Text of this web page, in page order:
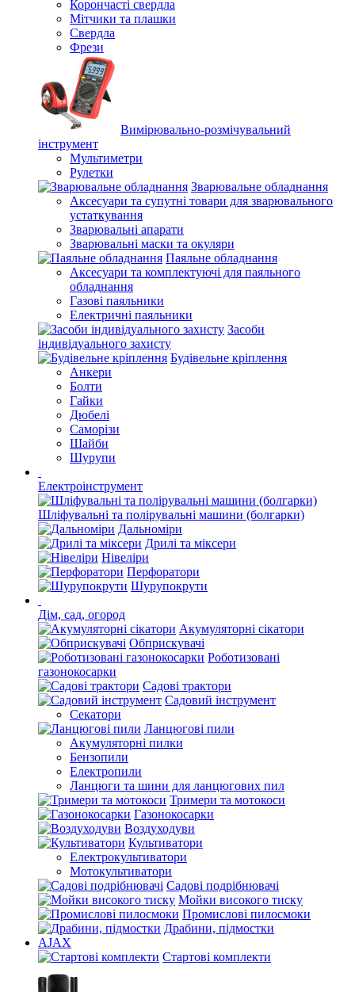
Корончасті свердла
Мітчики та плашки
Свердла
Фрези
Вимірювально-розмічувальний
інструмент
Мультиметри
Рулетки
Зварювальне обладнання
Аксесуари та супутні товари для зварювального
устаткування
Зварювальні апарати
Зварювальні маски та окуляри
Паяльне обладнання
Аксесуари та комплектуючі для паяльного
обладнання
Газові паяльники
Електричні паяльники
Засоби
індивідуального захисту
Будівельне кріплення
Анкери
Болти
Гайки
Дюбелі
Саморізи
Шайби
Шурупи
Електроінструмент
Шліфувальні та полірувальні машини (болгарки)
Дальноміри
Дрилі та міксери
Нівеліри
Перфоратори
Шурупокрути
Дім, сад, огород
Акумуляторні сікатори
Обприскувачі
Роботизовані
газонокосарки
Садові трактори
Садовий інструмент
Секатори
Ланцюгові пили
Акумуляторні пилки
Бензопили
Електропили
Ланцюги та шини для ланцюгових пил
Тримери та мотокоси
Газонокосарки
Воздуходуви
Культиватори
Електрокультиватори
Мотокультиватори
Садові подрібнювачі
Мойки високого тиску
Промислові пилосмоки
Драбини, підмостки
AJAX
Стартові комплекти